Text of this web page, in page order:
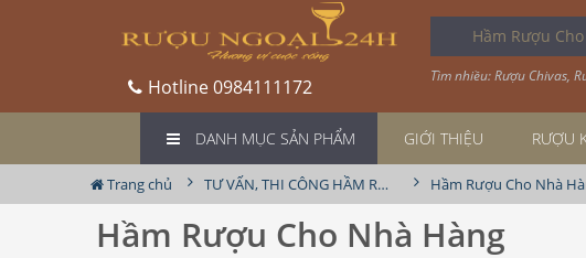
Hotline0984111172
Hầm Rượu Cho
Tìm nhiều:Rượu Chivas,
DANH MỤC SẢN PHẨM GIỚI THIỆU RƯỢU
Trang chủ TƯ VẤN, THI CÔNG HẦM RƯỢU Hầm Rượu Cho Nhà
Hầm Rượu Cho Nhà Hàng